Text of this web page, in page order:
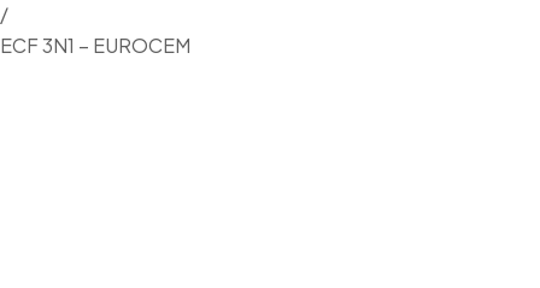
/
ECF 3N1 – EUROCEM